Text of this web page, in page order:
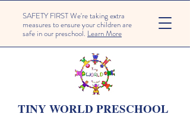
SAFETY FIRST We're taking extra
measures to ensure your children are
safe in our preschool. Learn More
TINY WORLD PRESCHOOL